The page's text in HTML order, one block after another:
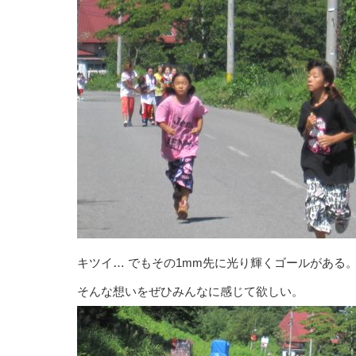
キツイ… でもその1mm先に光り輝くゴールがある
そんな想いをぜひみんなに感じて欲しい。